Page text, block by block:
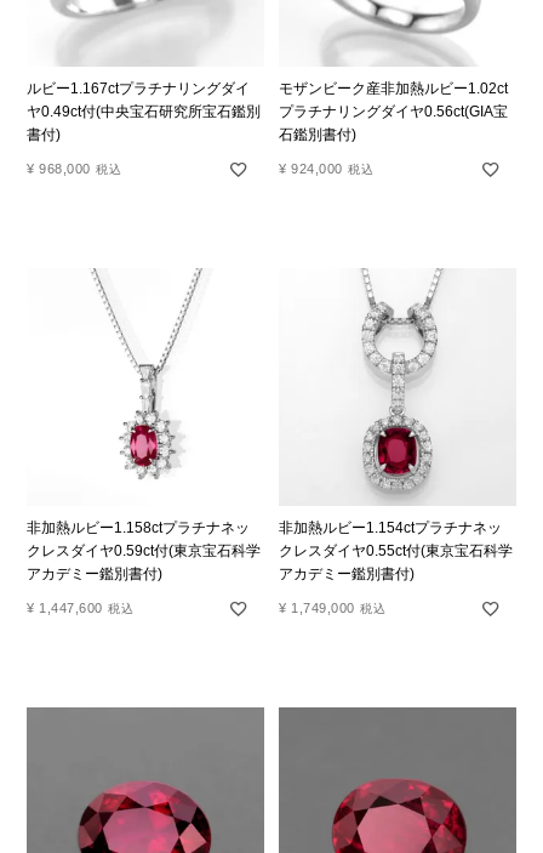
ルビー1.167ctプラチナリングダイ
ヤ0.49ct付(中央宝石研究所宝石鑑別
書付)
¥ 968,000 税込
モザンビーク産非加熱ルビー1.02ct
プラチナリングダイヤ0.56ct(GIA宝
石鑑別書付)
¥ 924,000 税込
非加熱ルビー1.158ctプラチナネッ
クレスダイヤ0.59ct付(東京宝石科学
アカデミー鑑別書付)
¥ 1,447,600 税込
非加熱ルビー1.154ctプラチナネッ
クレスダイヤ0.55ct付(東京宝石科学
アカデミー鑑別書付)
¥ 1,749,000 税込